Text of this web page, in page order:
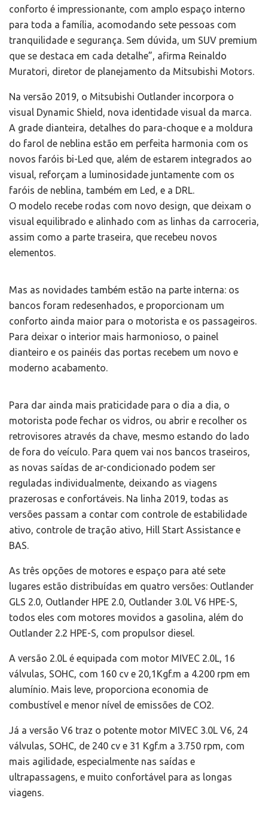
conforto é impressionante, com amplo espaço interno
para toda a família, acomodando sete pessoas com
tranquilidade e segurança. Sem dúvida, um SUV premium
que se destaca em cada detalhe”, afirma Reinaldo
Muratori, diretor de planejamento da Mitsubishi Motors.
Na versão 2019, o Mitsubishi Outlander incorpora o
visual Dynamic Shield, nova identidade visual da marca.
A grade dianteira, detalhes do para-choque e a moldura
do farol de neblina estão em perfeita harmonia com os
novos faróis bi-Led que, além de estarem integrados ao
visual, reforçam a luminosidade juntamente com os
faróis de neblina, também em Led, e a DRL.
O modelo recebe rodas com novo design, que deixam o
visual equilibrado e alinhado com as linhas da carroceria,
assim como a parte traseira, que recebeu novos
elementos.
Mas as novidades também estão na parte interna: os
bancos foram redesenhados, e proporcionam um
conforto ainda maior para o motorista e os passageiros.
Para deixar o interior mais harmonioso, o painel
dianteiro e os painéis das portas recebem um novo e
moderno acabamento.
Para dar ainda mais praticidade para o dia a dia, o
motorista pode fechar os vidros, ou abrir e recolher os
retrovisores através da chave, mesmo estando do lado
de fora do veículo. Para quem vai nos bancos traseiros,
as novas saídas de ar-condicionado podem ser
reguladas individualmente, deixando as viagens
prazerosas e confortáveis. Na linha 2019, todas as
versões passam a contar com controle de estabilidade
ativo, controle de tração ativo, Hill Start Assistance e
BAS.
As três opções de motores e espaço para até sete
lugares estão distribuídas em quatro versões: Outlander
GLS 2.0, Outlander HPE 2.0, Outlander 3.0L V6 HPE-S,
todos eles com motores movidos a gasolina, além do
Outlander 2.2 HPE-S, com propulsor diesel.
A versão 2.0L é equipada com motor MIVEC 2.0L, 16
válvulas, SOHC, com 160 cv e 20,1Kgf.m a 4.200 rpm em
alumínio. Mais leve, proporciona economia de
combustível e menor nível de emissões de CO2.
Já a versão V6 traz o potente motor MIVEC 3.0L V6, 24
válvulas, SOHC, de 240 cv e 31 Kgf.m a 3.750 rpm, com
mais agilidade, especialmente nas saídas e
ultrapassagens, e muito confortável para as longas
viagens.